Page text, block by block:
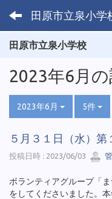
田原市立泉小学
田原市立泉小学校
2023年6月
2023年6月 5件
５月３１日（水）第
投稿日時 : 2023/06/03
ボランティアグループ「
をしてくださいました。